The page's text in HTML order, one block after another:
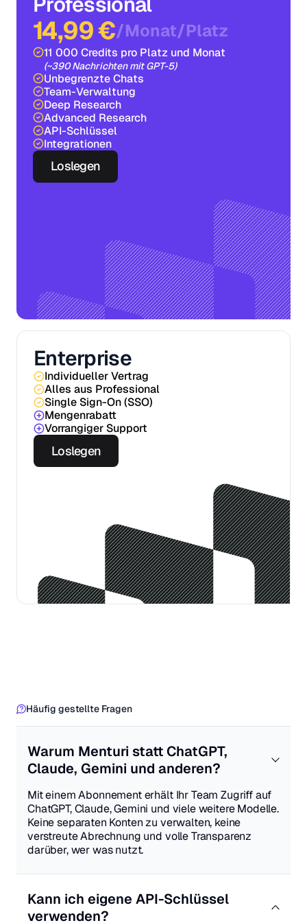
14,99 €/Monat/Platz
11 000 Credits pro Platz und Monat
(~390 Nachrichten mit GPT-5)
Unbegrenzte Chats
Team-Verwaltung
Deep Research
Advanced Research
API-Schlüssel
Integrationen
Loslegen
Enterprise
Individueller Vertrag
Alles aus Professional
Single Sign-On (SSO)
Mengenrabatt
Vorrangiger Support
Loslegen
Häufig gestellte Fragen
Warum Menturi statt ChatGPT,
Claude, Gemini und anderen?
Mit einem Abonnement erhält Ihr Team Zugriff auf
ChatGPT, Claude, Gemini und viele weitere Modelle.
Keine separaten Konten zu verwalten, keine
verstreute Abrechnung und volle Transparenz
darüber, wer was nutzt.
Kann ich eigene API-Schlüssel
verwenden?